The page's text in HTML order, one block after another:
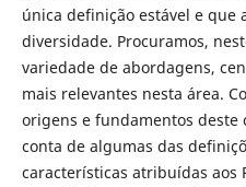
única definição estável e que
diversidade. Procuramos,
variedade de abordagens,
mais relevantes nesta área.
origens e fundamentos deste
conta de algumas das
características atribuídas aos